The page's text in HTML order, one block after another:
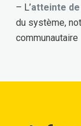
– L’atteinte
du système,
communautaire